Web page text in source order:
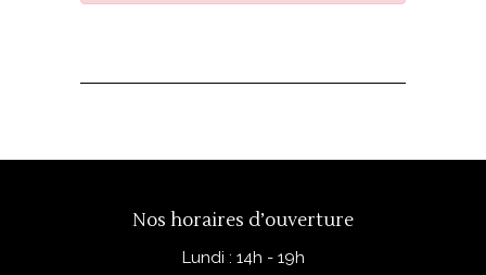
Nos horaires d’ouverture
Lundi : 14h - 19h